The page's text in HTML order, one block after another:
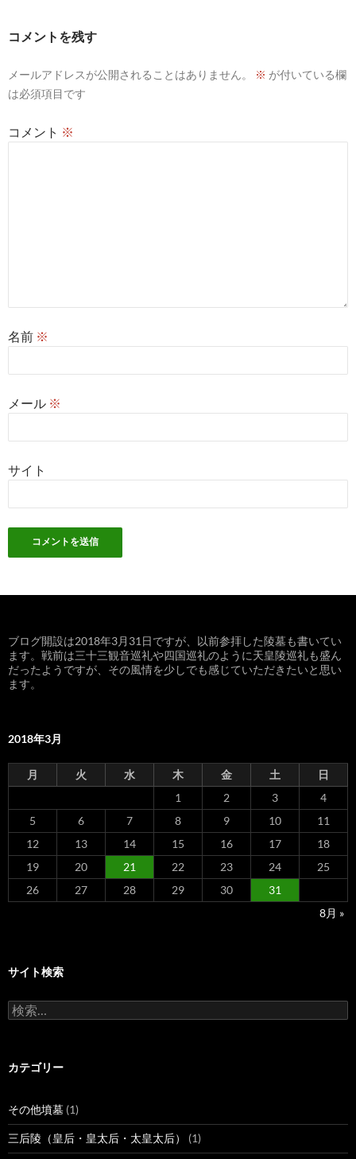
ビ
ー
ョ
コメントを残す
メールアドレスが公開されることはありません。 ※ が付いている欄
は必須項目です
コメント ※
名前 ※
メール ※
サイト
ブログ開設は2018年3月31日ですが、以前参拝した陵墓も書いてい
ます。戦前は三十三観音巡礼や四国巡礼のように天皇陵巡礼も盛ん
だったようですが、その風情を少しでも感じていただきたいと思い
ます。
2018年3月
月 火 水 木 金 土
日
1
2 3
4
5
6 7 8 9 10
11
12
13 14 15 16 17
18
19
20 21 22 23 24
25
26
27 28 29 30
31
8月 »
サイト検索
検
索:
カテゴリー
その他墳墓 (1)
三后陵（皇后・皇太后・太皇太后） (1)